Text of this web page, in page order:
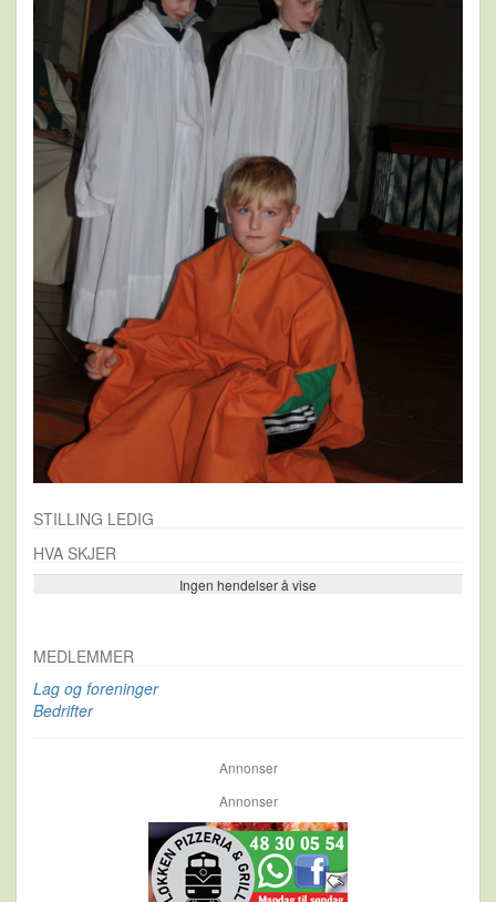
STILLING LEDIG
HVA SKJER
Ingen hendelser å vise
Se flere…
MEDLEMMER
Lag og foreninger
Bedrifter
Annonser
Annonser